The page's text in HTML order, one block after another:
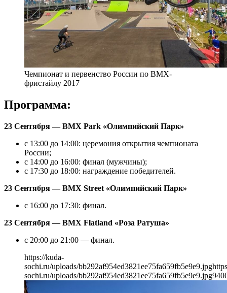
Чемпионат и первенство России по BMX-
фристайлу 2017
Программа:
23 Сентября — BMX Park «Олимпийский Парк»
с 13:00 до 14:00: церемония открытия чемпионата
России;
с 14:00 до 16:00: финал (мужчины);
с 17:30 до 18:00: награждение победителей.
23 Сентября — BMX Street «Олимпийский Парк»
с 16:00 до 17:30: финал.
23 Сентября — BMX Flatland «Роза Ратуша»
с 20:00 до 21:00 — финал.
https://kuda-
sochi.ru/uploads/bb292af954ed3821ee75fa659fb5e9e9.jpg
sochi.ru/uploads/bb292af954ed3821ee75fa659fb5e9e9.jpg940